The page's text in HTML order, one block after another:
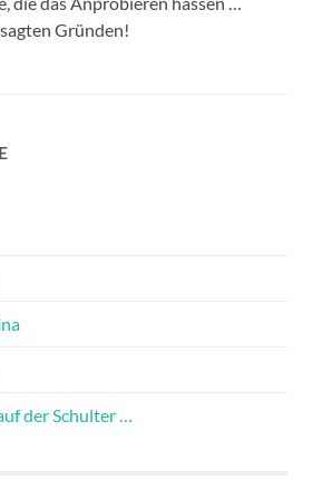
Gründen!
der Schulter …